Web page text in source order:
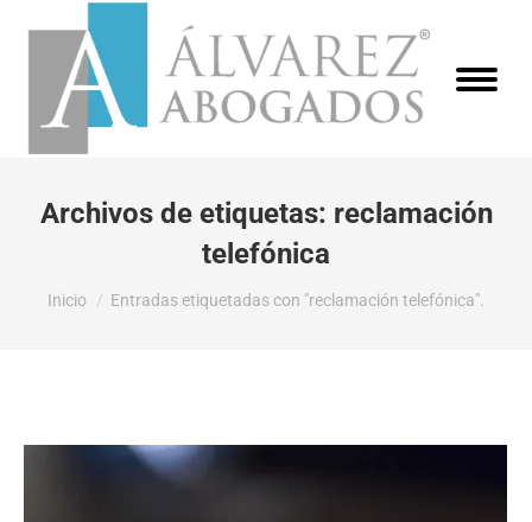
Archivos de etiquetas: reclamación
telefónica
Estás aquí:
Inicio Entradas etiquetadas con "reclamación telefónica".